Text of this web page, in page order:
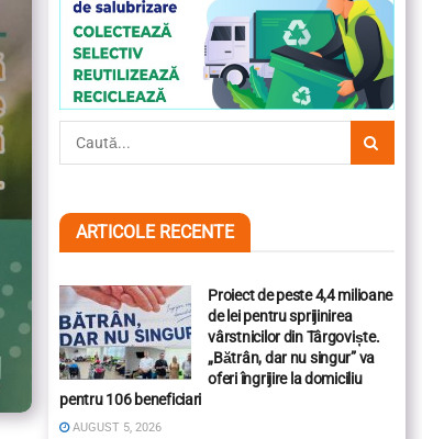
ARTICOLE RECENTE
Proiect de peste 4,4 milioane
de lei pentru sprijinirea
vârstnicilor din Târgoviște.
„Bătrân, dar nu singur” va
oferi îngrijire la domiciliu
pentru 106 beneficiari
AUGUST 5, 2026